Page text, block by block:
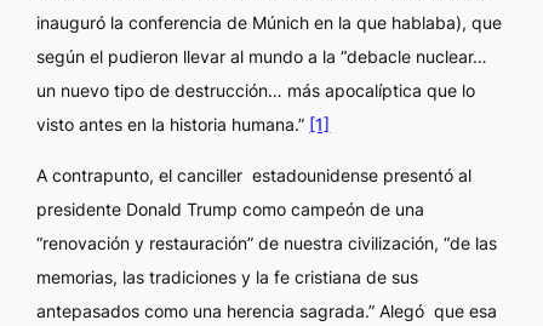
inauguró la conferencia de Múnich en la que hablaba), que
según el pudieron llevar al mundo a la “debacle nuclear…
un nuevo tipo de destrucción… más apocalíptica que lo
visto antes en la historia humana.” [1]
A contrapunto, el canciller estadounidense presentó al
presidente Donald Trump como campeón de una
“renovación y restauración” de nuestra civilización, “de las
memorias, las tradiciones y la fe cristiana de sus
antepasados como una herencia sagrada.” Alegó que esa